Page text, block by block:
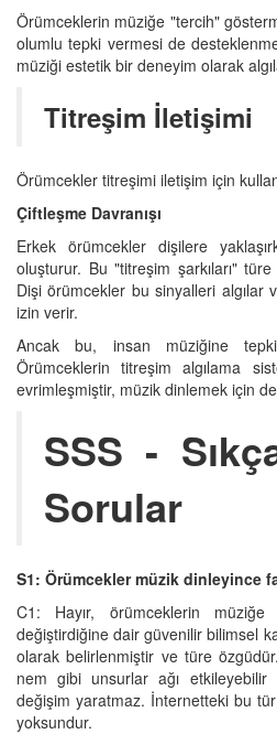
Örümceklerin müziğe "tercih"
olumlu tepki vermesi de
müziği estetik bir deneyim olarak
Titreşim İletişimi
Örümcekler titreşimi iletişim için
Çiftleşme Davranışı
Erkek örümcekler dişilere
oluşturur. Bu "titreşim şarkıları"
Dişi örümcekler bu sinyalleri algılar
izin verir.
Ancak bu, insan müziğine
Örümceklerin titreşim algılama
evrimleşmiştir, müzik dinlemek için
SSS -
Sorular
S1: Örümcekler müzik dinleyince
C1: Hayır, örümceklerin
değiştirdiğine dair güvenilir bilimsel
olarak belirlenmiştir ve türe
nem gibi unsurlar ağı
değişim yaratmaz. İnternetteki bu
yoksundur.